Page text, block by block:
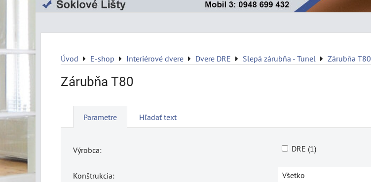
Úvod E-shop Interiérové dvere Dvere DRE Slepá zárubňa - Tunel Zárubňa T80
Zárubňa T80
Parametre Hľadať text
Výrobca: DRE (1)
Konštrukcia: Všetko